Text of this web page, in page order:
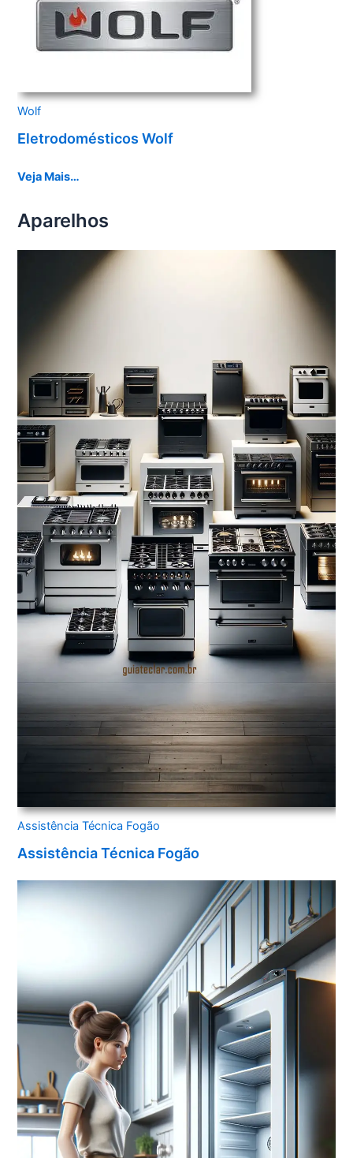
Wolf
Eletrodomésticos Wolf
Veja Mais…
Aparelhos
Assistência Técnica Fogão
Assistência Técnica Fogão